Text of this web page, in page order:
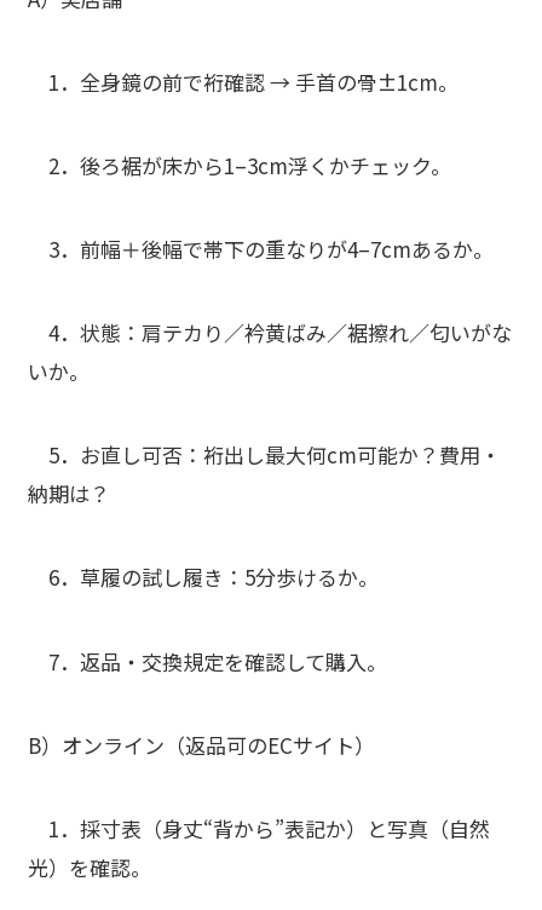
1． 全身鏡の前で裄確認→ 手首の骨±1cm。
2．後ろ裾が床から1–3cm浮くかチェック。
3． 前幅＋後幅で帯下の重なりが4–7cmあるか。
4．状態 ：肩テカり／衿黄ばみ／裾擦れ／匂いがな
いか。
5． お直し可否 ：裄出し最大何cm可能か？費用・
納期は？
6． 草履の試し履き ：5分歩けるか。
7．返品・交換規定を確認して購入。
B）オンライン（返品可のECサイト）
1．採寸表 （身丈“背から”表記か）と写真（自然
光） を確認。